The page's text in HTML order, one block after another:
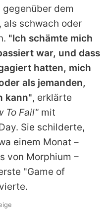
dem
als schwach oder
"Ich schämte mich
war, und dass
hatten, mich
als jemanden,
kann", erklärte
To Fail" mit
Sie schilderte,
einem Monat –
von Morphium –
"Game of